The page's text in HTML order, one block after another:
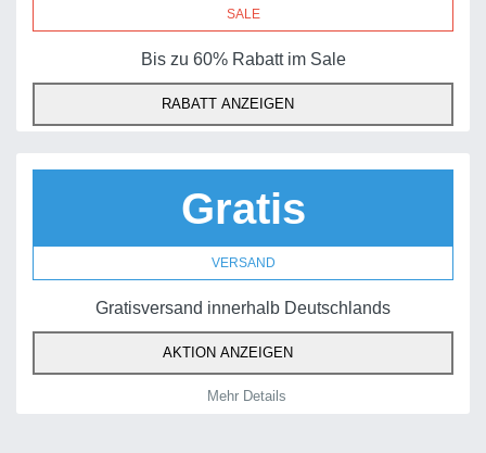
SALE
Bis zu 60% Rabatt im Sale
RABATT ANZEIGEN
Gratis
VERSAND
Gratisversand innerhalb Deutschlands
AKTION ANZEIGEN
Mehr Details